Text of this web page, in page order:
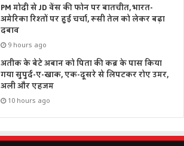
PM मोदी से JD वेंस की फोन पर बातचीत, भारत-
अमेरिका रिश्तों पर हुई चर्चा, रूसी तेल को लेकर बढ़ा
दबाव
9 hours ago
अतीक के बेटे अबान को पिता की कब्र के पास किया
गया सुपुर्द-ए-खाक, एक-दूसरे से लिपटकर रोए उमर,
अली और एहजम
10 hours ago